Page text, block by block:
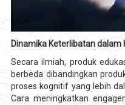
Dinamika Keterlibatan dalam
Secara ilmiah, produk
berbeda dibandingkan
proses kognitif yang lebih
Cara meningkatkan